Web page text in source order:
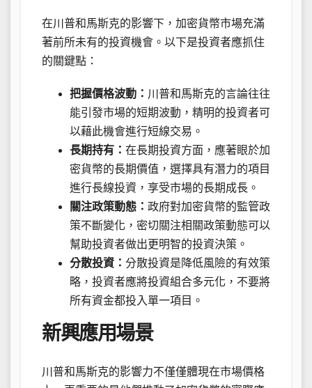
在川普和馬斯克的影響下，加密貨幣市場充滿
著前所未有的投資機會。以下是投資者應抓住
的關鍵點：
把握價格波動： 川普和馬斯克的言論往往
能引發市場的短期波動，精明的投資者可
以藉此機會進行短線交易。
長期持有： 在長期投資方面，應著眼於加
密貨幣的長期價值，選擇具有潛力的項目
進行長線投資，享受市場的長期成長。
關注政策動態： 政府對加密貨幣的監管政
策不斷變化，密切關注相關政策動態可以
幫助投資者做出更明智的投資決策。
分散投資： 分散投資是降低風險的有效策
略，投資者應將投資組合多元化，不要將
所有資金都投入單一項目。
新興應用場景
川普和馬斯克的影響力不僅僅體現在市場價格